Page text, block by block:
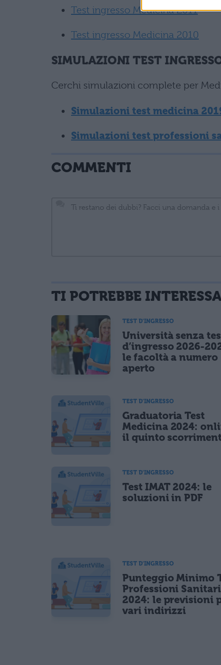
Test ingresso Medicina 2011
Test ingresso Medicina 2010
SIMULAZIONI TEST
Cerchi simulazioni complete per
Simulazioni test medicina
Simulazioni test professioni
COMMENTI
informativa privacy
. Pubblicando questo commento dai il consenso
Ho letto e acconsento l'informativasulla privacy
Acconsento all'uso dei miei dati da parte di terzi per
CONFERMA E PUBBLICA
TI POTREBBE
TEST D'INGRESSO
Università senza
d’ingresso 2026-
le facoltà a numero
aperto
TEST D'INGRESSO
Graduatoria Test
Medicina 2024:
il quinto
TEST D'INGRESSO
Test IMAT 2024: le
soluzioni in PDF
TEST D'INGRESSO
Punteggio Minimo
Professioni
2024: le previsioni
vari indirizzi